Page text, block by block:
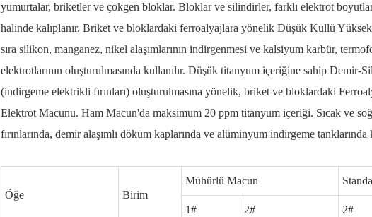
yumurtalar, briketler ve çokgen bloklar. Bloklar ve silindirler, farklı elektrot
halinde kalıplanır. Briket ve bloklardaki ferroalyajlara yönelik Düşük Küllü
sıra silikon, manganez, nikel alaşımlarının indirgenmesi ve kalsiyum karbür,
elektrotlarının oluşturulmasında kullanılır. Düşük titanyum içeriğine sahip Demir-
(indirgeme elektrikli fırınları) oluşturulmasına yönelik, briket ve bloklardaki
Elektrot Macunu. Ham Macun'da maksimum 20 ppm titanyum içeriği. Sıcak ve
fırınlarında, demir alaşımlı döküm kaplarında ve alüminyum indirgeme
Öğe Birim
Mühürlü Macun
1# 2# 2#